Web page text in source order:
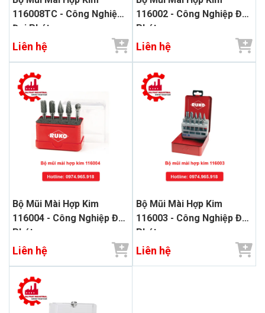
116008TC - Công Nghiệp
Đại Phát
Liên hệ
116002 - Công Nghiệp Đại
Phát
Liên hệ
Bộ Mũi Mài Hợp Kim
116004 - Công Nghiệp Đại
Phát
Liên hệ
Bộ Mũi Mài Hợp Kim
116003 - Công Nghiệp Đại
Phát
Liên hệ